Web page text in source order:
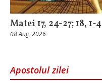
Matei 17, 24-27; 18, 1-4
08 Aug, 2026
Apostolul zilei